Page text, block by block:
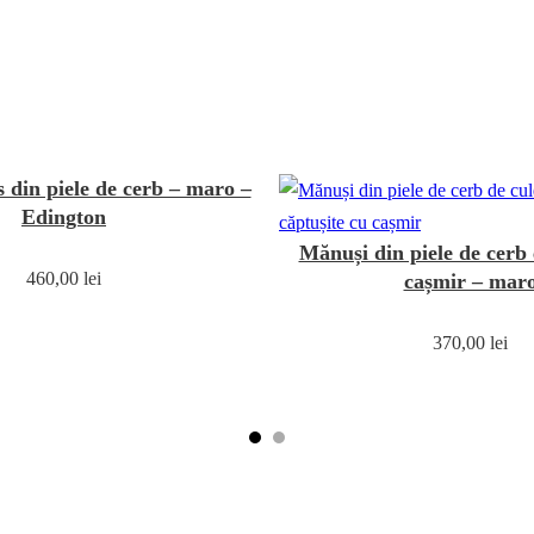
din piele de cerb – maro –
Edington
460,00 lei
Mănuși din piele de cerb
cașmir –
370,00 lei